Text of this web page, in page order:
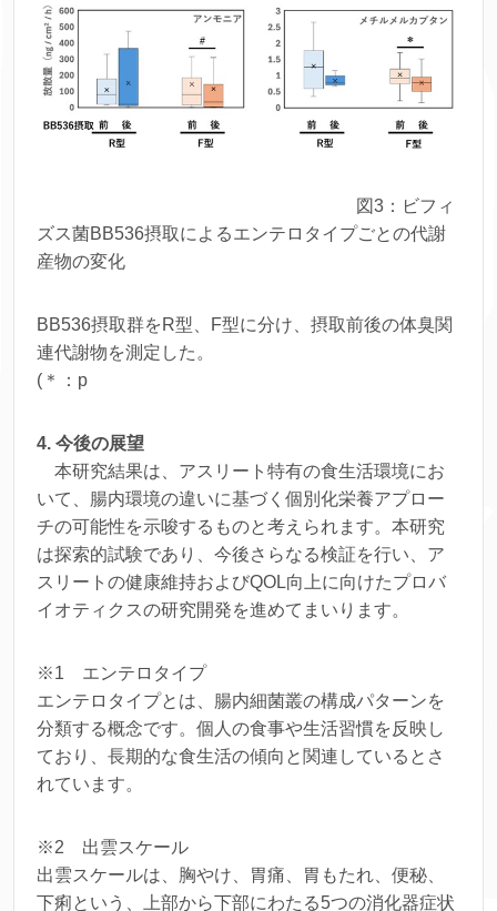
図3：ビフィ
ズス菌BB536摂取によるエンテロタイプごとの代謝
産物の変化
BB536摂取群をR型、F型に分け、摂取前後の体臭関
連代謝物を測定した。
(＊：p
4. 今後の展望
本研究結果は、アスリート特有の食生活環境にお
いて、腸内環境の違いに基づく個別化栄養アプロー
チの可能性を示唆するものと考えられます。本研究
は探索的試験であり、今後さらなる検証を行い、ア
スリートの健康維持およびQOL向上に向けたプロバ
イオティクスの研究開発を進めてまいります。
※1 エンテロタイプ
エンテロタイプとは、腸内細菌叢の構成パターンを
分類する概念です。個人の食事や生活習慣を反映し
ており、長期的な食生活の傾向と関連しているとさ
れています。
※2 出雲スケール
出雲スケールは、胸やけ、胃痛、胃もたれ、便秘、
下痢という、上部から下部にわたる5つの消化器症状